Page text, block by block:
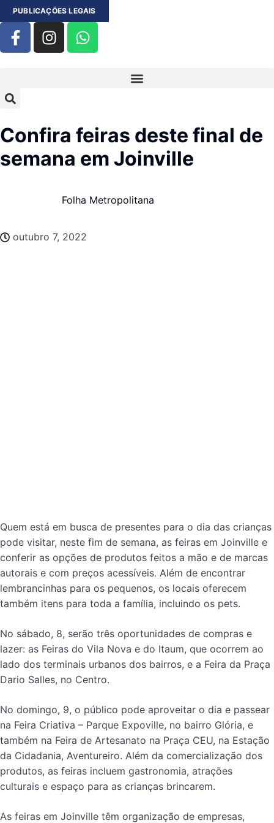
PUBLICAÇÕES LEGAIS
Confira feiras deste final de
semana em Joinville
Folha Metropolitana
outubro 7, 2022
Quem está em busca de presentes para o dia das crianças
pode visitar, neste fim de semana, as feiras em Joinville e
conferir as opções de produtos feitos a mão e de marcas
autorais e com preços acessíveis. Além de encontrar
lembrancinhas para os pequenos, os locais oferecem
também itens para toda a família, incluindo os pets.
No sábado, 8, serão três oportunidades de compras e
lazer: as Feiras do Vila Nova e do Itaum, que ocorrem ao
lado dos terminais urbanos dos bairros, e a Feira da Praça
Dario Salles, no Centro.
No domingo, 9, o público pode aproveitar o dia e passear
na Feira Criativa – Parque Expoville, no bairro Glória, e
também na Feira de Artesanato na Praça CEU, na Estação
da Cidadania, Aventureiro. Além da comercialização dos
produtos, as feiras incluem gastronomia, atrações
culturais e espaço para as crianças brincarem.
As feiras em Joinville têm organização de empresas,